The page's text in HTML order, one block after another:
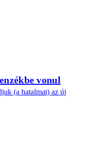
vonul
(a hatalmat) az új